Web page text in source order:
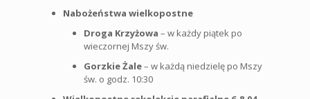
Nabożeństwa wielkopostne
Droga Krzyżowa – w każdy piątek po
wieczornej Mszy św.
Gorzkie Żale– w każdą niedzielę po Mszy
św. o godz. 10:30